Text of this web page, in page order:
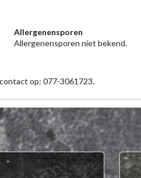
Allergenensporen
Allergenensporen niet bekend.
op: 077-3061723.